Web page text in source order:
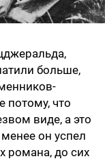
больше,
потому, что
виде, а это
он успел
романа, до сих